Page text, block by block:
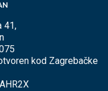
41,
kod Zagrebačke